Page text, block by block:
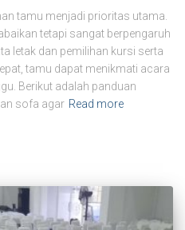
tamu menjadi prioritas utama.
tetapi sangat berpengaruh
letak dan pemilihan kursi serta
tamu dapat menikmati acara
Berikut adalah panduan
sofa agar Read more